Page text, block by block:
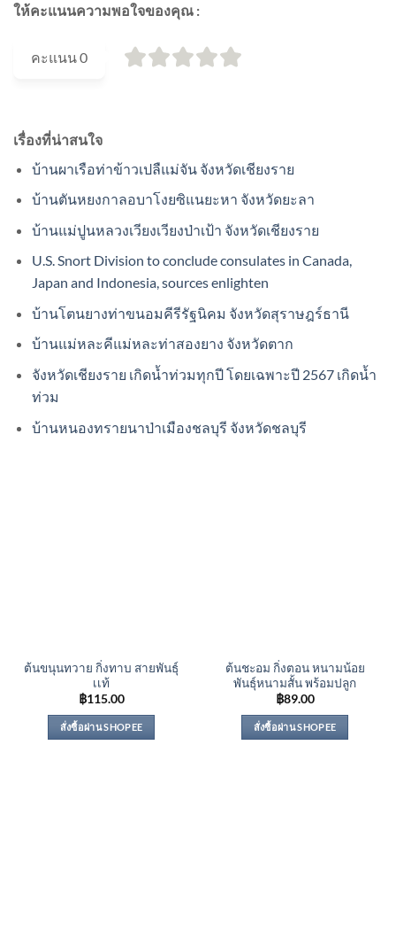
ให้คะแนนความพอใจของคุณ :
คะแนน0
เรื่องที่น่าสนใจ
บ้านผาเรือท่าข้าวเปลืแม่จัน จังหวัดเชียงราย
บ้านตันหยงกาลอบาโงยซิแนยะหา จังหวัดยะลา
บ้านแม่ปูนหลวงเวียงเวียงป่าเป้า จังหวัดเชียงราย
U.S. Snort Division to conclude consulates in Canada,
Japan and Indonesia, sources enlighten
บ้านโตนยางท่าขนอมคีรีรัฐนิคม จังหวัดสุราษฎร์ธานี
บ้านแม่หละคีแม่หละท่าสองยาง จังหวัดตาก
จังหวัดเชียงราย เกิดน้ำท่วมทุกปี โดยเฉพาะปี 2567 เกิดน้ำ
ท่วม
บ้านหนองทรายนาป่าเมืองชลบุรี จังหวัดชลบุรี
ต้นขนุนทวาย กิ่งทาบ สายพันธุ์
เเท้
฿115.00
สั่งซื้อผ่าน SHOPEE
ต้นชะอม กิ่งตอน หนามน้อย
พันธุ์หนามสั้น พร้อมปลูก
฿89.00
สั่งซื้อผ่าน SHOPEE